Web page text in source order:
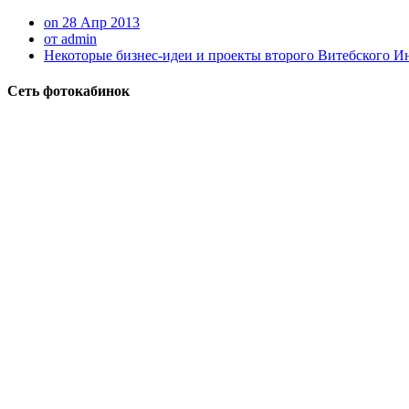
on 28 Апр 2013
от admin
Некоторые бизнес-идеи и проекты второго Витебского
Сеть фотокабинок